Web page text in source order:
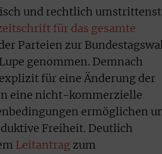
und rechtlich
für das gesamte
Parteien zur
genommen. Demnach
für eine Änderung der
eine nicht-kommerzielle
ermöglichen
Freiheit. Deutlich
Leitantrag zum